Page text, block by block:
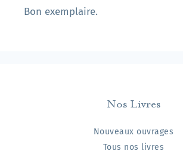
Bon exemplaire.
Nos Livres
Nouveaux ouvrages
Tous nos livres